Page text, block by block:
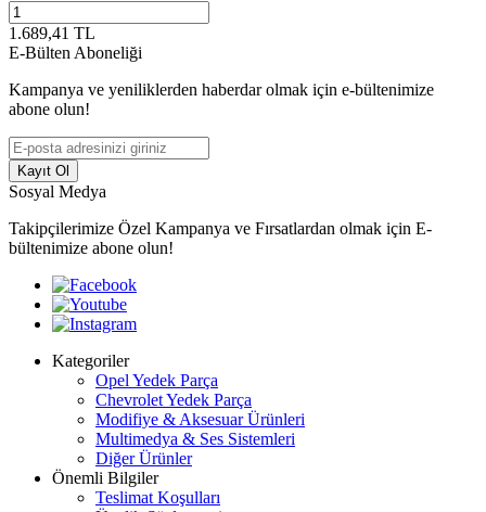
1.689,41 TL
E-Bülten Aboneliği
Kampanya ve yeniliklerden haberdar olmak için e-bültenimize
abone olun!
Kayıt Ol
Sosyal Medya
Takipçilerimize Özel Kampanya ve Fırsatlardan olmak için E-
bültenimize abone olun!
Kategoriler
Opel Yedek Parça
Chevrolet Yedek Parça
Modifiye & Aksesuar Ürünleri
Multimedya & Ses Sistemleri
Diğer Ürünler
Önemli Bilgiler
Teslimat Koşulları